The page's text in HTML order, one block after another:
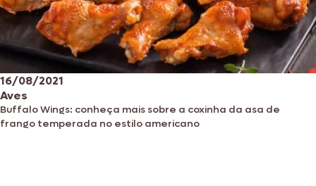
16/08/2021
Aves
Buffalo Wings: conheça mais sobre a coxinha da asa de
frango temperada no estilo americano